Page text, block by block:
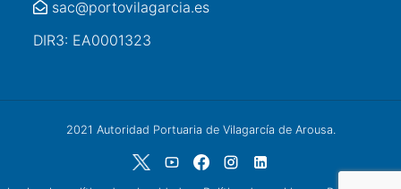
sac@portovilagarcia.es
DIR3: EA0001323
2021 Autoridad Portuaria de Vilagarcía de Arousa.